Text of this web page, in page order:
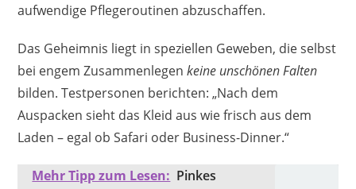
aufwendige Pflegeroutinen abzuschaffen.
Das Geheimnis liegt in speziellen Geweben, die selbst
bei engem Zusammenlegenkeine unschönen Falten
bilden. Testpersonen berichten: „Nach dem
Auspacken sieht das Kleid aus wie frisch aus dem
Laden – egal ob Safari oder Business-Dinner.“
Mehr Tipp zum Lesen: Pinkes